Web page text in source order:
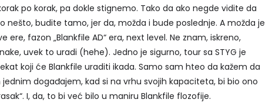
po korak, pa dokle stignemo. Tako da ako negde vidite da
nešto, budite tamo, jer da, možda i bude poslednje. A možda je
ere, fazon „Blankfile AD“ era, next level. Ne znam, iskreno,
uvek to uradi (hehe). Jedno je sigurno, tour sa STYG je
koji će Blankfile uraditi ikada. Samo sam hteo da kažem da
događajem, kad si na vrhu svojih kapaciteta, bi bio ono
I, da, to bi već bilo u maniru Blankfile flozofije.